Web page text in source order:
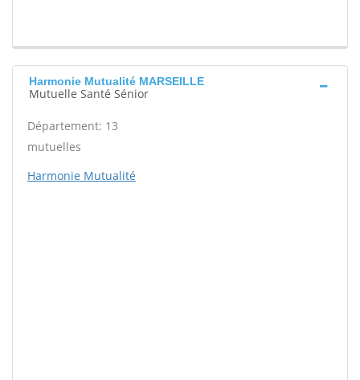
Harmonie Mutualité MARSEILLE
Mutuelle Santé Sénior
Département: 13
mutuelles
Harmonie Mutualité